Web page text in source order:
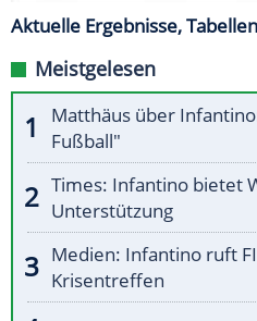
Aktuelle Ergebnisse,
Meistgelesen
Matthäus über
Fußball"
Times: Infantino bietet
Unterstützung
Medien: Infantino ruft
Krisentreffen